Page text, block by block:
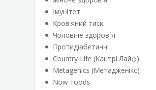
Імунітет
Кров'яний тиск
Чоловіче здоров`я
Протидіабетичні
Country Life (Кантрі Лайф)
Metagenics (Метадженікс)
Now Foods